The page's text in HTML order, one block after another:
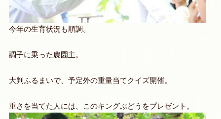
今年の生育状況も順調。
調子に乗った農園主。
大判ふるまいで、予定外の重量当てクイズ開催。
重さを当てた人には、このキングぶどうをプレゼント。